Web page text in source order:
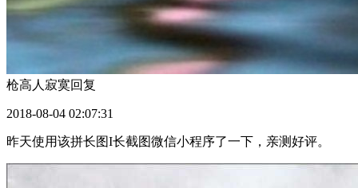
枪高人寂寞回复
2018-08-04 02:07:31
昨天使用该拼长图I长截图微信小程序了一下，亲测好评。